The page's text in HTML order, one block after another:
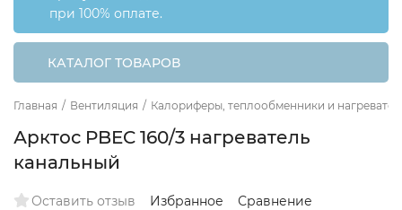
при 100% оплате.
КАТАЛОГ ТОВАРОВ
Главная / Вентиляция / Калориферы, теплообменники и
Арктос PBEC 160/3 нагреватель
канальный
Оставить отзыв Избранное Сравнение